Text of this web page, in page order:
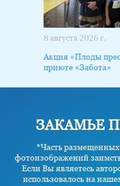
8 августа 2026 г.
Акция «Плоды
приюте «Забота»
ЗАКАМЬЕ
*Часть размещенных
фотоизображений
Если Вы являетесь
использовалось на